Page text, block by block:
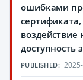
ошибками
воздействие
PUBLISHED: